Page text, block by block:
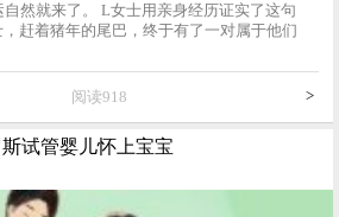
然就来了。 L女士用亲身经历证实了这句
赶着猪年的尾巴，终于有了一对属于他们
阅读918 >
试管婴儿怀上宝宝